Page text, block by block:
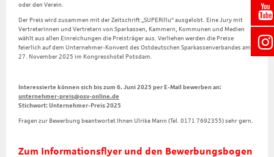
oder den Verein.
Der Preis wird zusammen mit der Zeitschrift „SUPERillu“ ausgelobt. Eine Jury mit
Vertreterinnen und Vertretern von Sparkassen, Kammern, Kommunen und Medien
wählt aus allen Einreichungen die Preisträger aus. Verliehen werden die Preise
feierlich auf dem Unternehmer-Konvent des Ostdeutschen Sparkassenverbandes am
27. November 2025 im Kongresshotel Potsdam.
Interessierte können sich bis zum 6. Juni 2025 per E-Mail bewerben an:
unternehmer-preis@osv-online.de
Stichwort: Unternehmer-Preis 2025
Fragen zur Bewerbung beantwortet Ihnen Ulrike Mann (Tel. 0171 7692355) sehr gern.
Zum Informationsflyer und den Bewerbungsbogen